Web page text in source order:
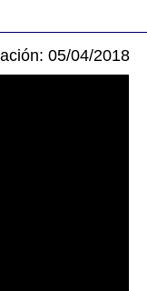
05/04/2018